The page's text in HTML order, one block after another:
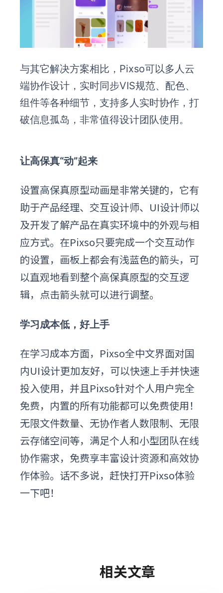
与其它解决方案相比，Pixso可以多人云
端协作设计，实时同步VIS规范、配色、
组件等各种细节，支持多人实时协作，打
破信息孤岛，非常值得设计团队使用。
让高保真“动”起来
设置高保真原型动画是非常关键的，它有
助于产品经理、交互设计师、UI设计师以
及开发了解产品在真实环境中的外观与相
应方式。在Pixso只要完成一个交互动作
的设置，画板上都会有浅蓝色的箭头，可
以直观地看到整个高保真原型的交互逻
辑，点击箭头就可以进行调整。
学习成本低，好上手
在学习成本方面，Pixso全中文界面对国
内UI设计更加友好，可以快速上手并快速
投入使用，并且Pixso针对个人用户完全
免费，内置的所有功能都可以免费使用！
无限文件数量、无协作者人数限制、无限
云存储空间等，满足个人和小型团队在线
协作需求，免费享丰富设计资源和高效协
作体验。话不多说，赶快打开Pixso体验
一下吧！
相关文章